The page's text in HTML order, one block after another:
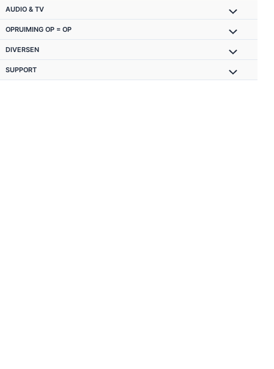
AUDIO & TV
OPRUIMING OP = OP
DIVERSEN
SUPPORT